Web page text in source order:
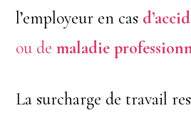
l’employeur en cas
ou demaladie
La surcharge de travail